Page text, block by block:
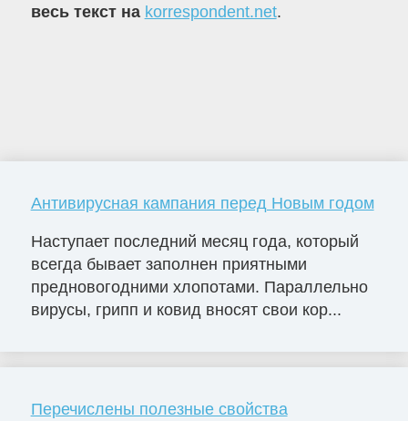
весь текст на korrespondent.net.
Антивирусная кампания перед Новым годом
Наступает последний месяц года, который
всегда бывает заполнен приятными
предновогодними хлопотами. Параллельно
вирусы, грипп и ковид вносят свои кор...
Перечислены полезные свойства